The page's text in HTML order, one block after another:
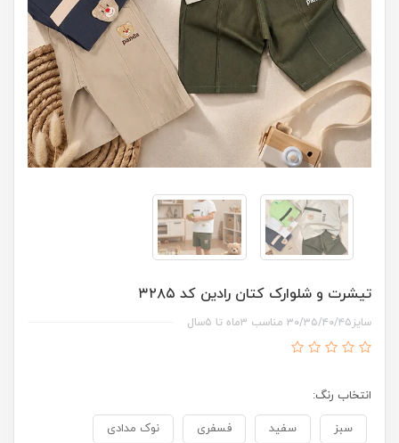
تیشرت و شلوارک کتان رادین کد ۳۲۸۵
سایز۳۰/۳۵/۴۰/۴۵ مناسب ۳ماه تا ۵سال
انتخاب رنگ:
سبز سفید فسفری نوک مدادی